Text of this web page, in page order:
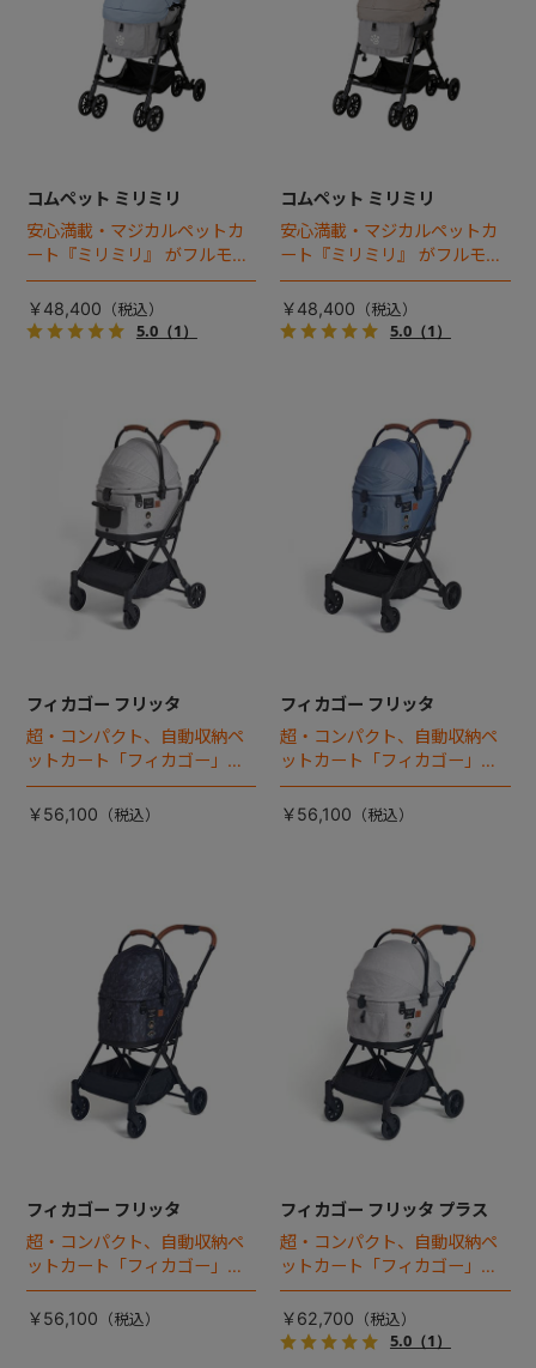
コムペット ミリミリ
安心満載・マジカルペットカ
ート『ミリミリ』 がフルモデ
ルチェンジ。 新機能「マジカ
ルフォールディング」搭載
￥48,400
5.0（1）
コムペット ミリミリ
安心満載・マジカルペットカ
ート『ミリミリ』 がフルモデ
ルチェンジ。 新機能「マジカ
ルフォールディング」搭載
￥48,400
5.0（1）
フィカゴー フリッタ
超・コンパクト、自動収納ペ
ットカート「フィカゴー」に
キャビン着脱タイプが新登
場！
￥56,100
フィカゴー フリッタ
超・コンパクト、自動収納ペ
ットカート「フィカゴー」に
キャビン着脱タイプが新登
場！
￥56,100
フィカゴー フリッタ
超・コンパクト、自動収納ペ
ットカート「フィカゴー」に
キャビン着脱タイプが新登
場！
￥56,100
フィカゴー フリッタ プラス
超・コンパクト、自動収納ペ
ットカート「フィカゴー」に
キャビン着脱タイプが新登
場！
￥62,700
5.0（1）